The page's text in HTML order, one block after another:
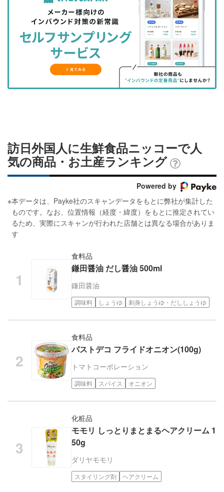
を
シ
ェ
る
を
シ
ェ
ア
す
る
ッ
ク
マ
に
を
購
読
す
る
登
録
す
る
訪日外国人に生鮮食品ニッコーで人
気の商品・お土産ランキング
Powered by
※本データは、Payke社のスキャンデータをもとに弊社が集計した
ものです。なお、位置情報（経度・緯度）をもとに推定されてい
るため、実際にスキャンが行われた店舗とは異なる場合がありま
す
食料品
鎌田醤油 だし醤油 500ml
鎌田醤油
調味料 しょうゆ 刺身しょうゆ・だししょうゆ
食料品
パストデコ フライドオニオン(100g)
トマトコーポレーション
調味料 スパイス オニオン
化粧品
モモリ しっとりまとまるヘアクリーム 1
50g
ダリヤモモリ
スタイリング剤 ヘアクリーム